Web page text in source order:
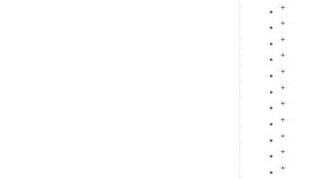
+
+
+
+
+
+
+
+
+
+
+